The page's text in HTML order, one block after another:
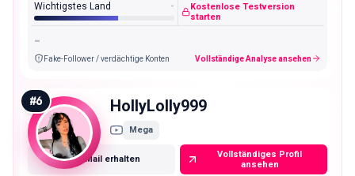
Wichtigstes Land -
Kostenlose Testversion
starten
-
Fake-Follower / verdächtige Konten Vollständige Analyse ansehen
#6 HollyLolly999
Mega
E-Mail erhalten
Vollständiges Profil
ansehen